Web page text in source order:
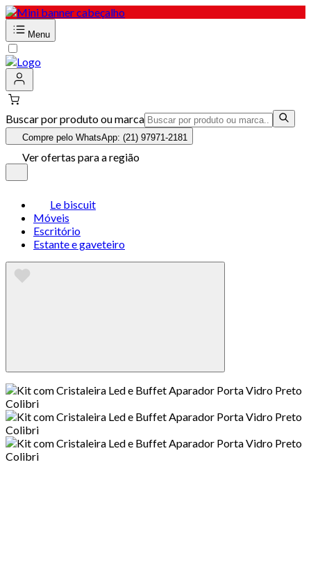
Menu
Buscar por produto ou marca
Compre pelo WhatsApp: (21) 97971-2181
Ver ofertas para a região
Le biscuit
Móveis
Escritório
Estante e gaveteiro